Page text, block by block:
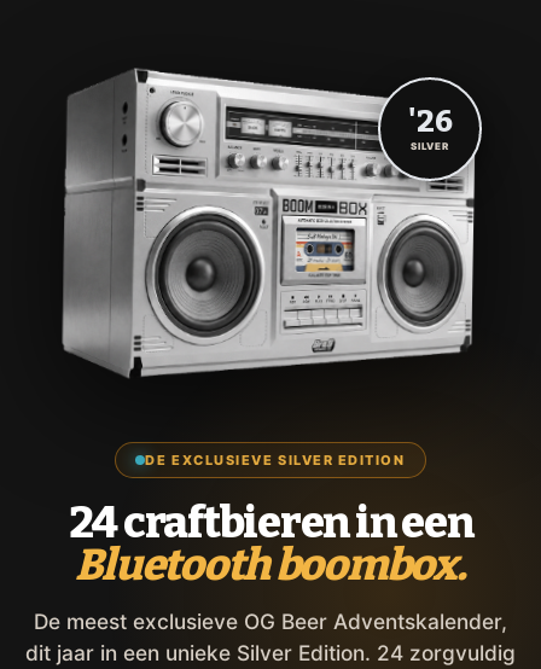
DE EXCLUSIEVE SILVER EDITION
24 craftbieren in een
Bluetooth boombox.
De meest exclusieve OG Beer Adventskalender,
dit jaar in een unieke Silver Edition. 24 zorgvuldig
'26
SILVER